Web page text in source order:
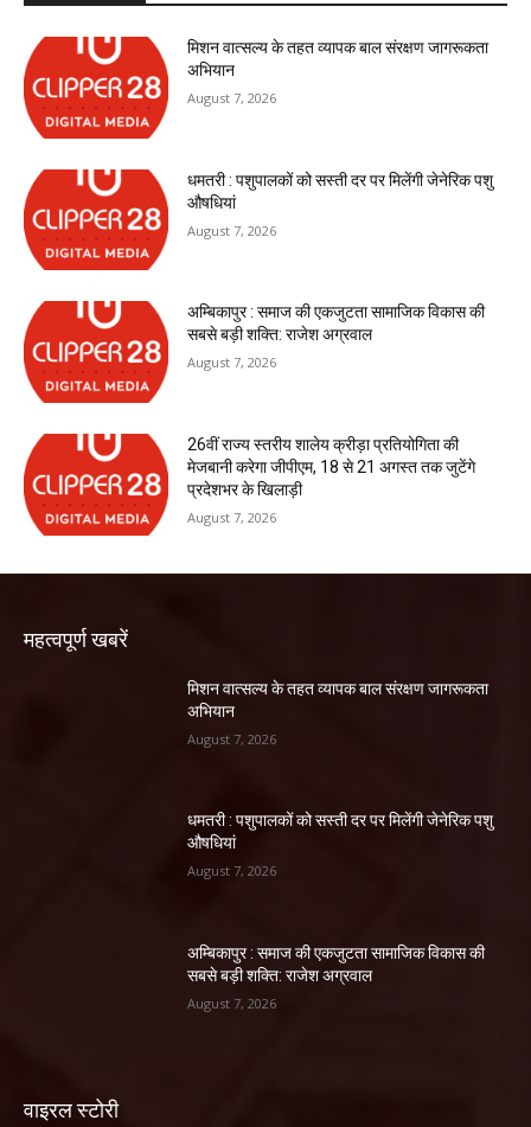
मिशन वात्सल्य के तहत व्यापक बाल संरक्षण जागरूकता
अभियान
August 7, 2026
धमतरी : पशुपालकों को सस्ती दर पर मिलेंगी जेनेरिक पशु
औषधियां
August 7, 2026
अम्बिकापुर : समाज की एकजुटता सामाजिक विकास की
सबसे बड़ी शक्ति: राजेश अग्रवाल
August 7, 2026
26वीं राज्य स्तरीय शालेय क्रीड़ा प्रतियोगिता की
मेजबानी करेगा जीपीएम, 18 से 21 अगस्त तक जुटेंगे
प्रदेशभर के खिलाड़ी
August 7, 2026
महत्वपूर्ण खबरें
मिशन वात्सल्य के तहत व्यापक बाल संरक्षण जागरूकता
अभियान
August 7, 2026
धमतरी : पशुपालकों को सस्ती दर पर मिलेंगी जेनेरिक पशु
औषधियां
August 7, 2026
अम्बिकापुर : समाज की एकजुटता सामाजिक विकास की
सबसे बड़ी शक्ति: राजेश अग्रवाल
August 7, 2026
वाइरल स्टोरी